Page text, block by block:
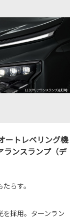
ートレベリング機
ランスランプ（デ
らす。
採用。ターンラン